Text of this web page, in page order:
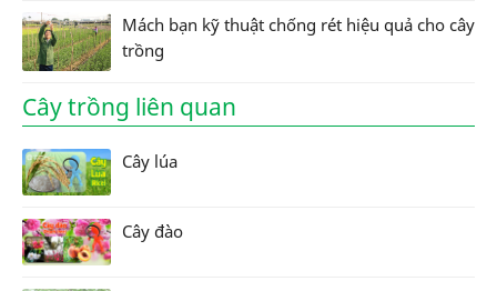
Mách bạn kỹ thuật chống rét hiệu quả cho cây
trồng
Cây trồng liên quan
Cây lúa
Cây đào